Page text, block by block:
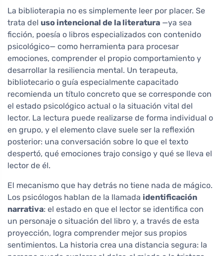
La biblioterapia no es simplemente leer por placer. Se
trata del uso intencional de la literatura —ya sea
ficción, poesía o libros especializados con contenido
psicológico— como herramienta para procesar
emociones, comprender el propio comportamiento y
desarrollar la resiliencia mental. Un terapeuta,
bibliotecario o guía especialmente capacitado
recomienda un título concreto que se corresponde con
el estado psicológico actual o la situación vital del
lector. La lectura puede realizarse de forma individual o
en grupo, y el elemento clave suele ser la reflexión
posterior: una conversación sobre lo que el texto
despertó, qué emociones trajo consigo y qué se lleva el
lector de él.
El mecanismo que hay detrás no tiene nada de mágico.
Los psicólogos hablan de la llamada identificación
narrativa: el estado en que el lector se identifica con
un personaje o situación del libro y, a través de esta
proyección, logra comprender mejor sus propios
sentimientos. La historia crea una distancia segura: la